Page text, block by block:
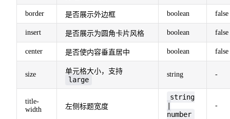
border 是否展示外边框 boolean false
insert 是否展示为圆角卡片风格 boolean false
center 是否使内容垂直居中 boolean false
size 单元格大小，支持
large
string -
title-
width
左侧标题宽度
string
|
number
-